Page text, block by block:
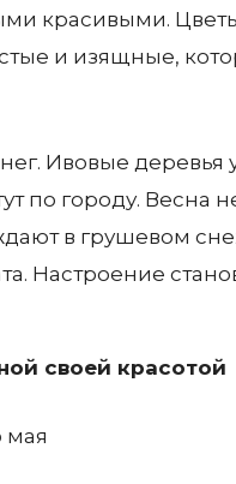
красивыми.
и изящные,
Ивовые
по городу. Весна
в грушевом
Настроение
своей красотой
мая